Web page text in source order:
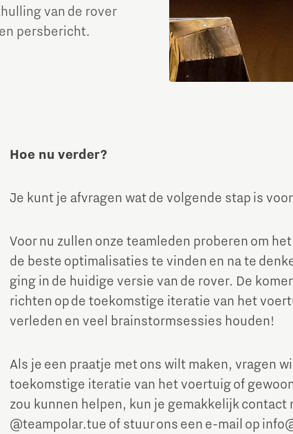
van de rover
persbericht.
Hoe nu verder?
Je kunt je afvragen wat de volgende stap is
Voor nu zullen onze teamleden proberen om
de beste optimalisaties te vinden en na te
ging in de huidige versie van de rover. De
richten op de toekomstige iteratie van het
verleden en veel brainstormsessies houden!
Als je een praatje met ons wilt maken, vragen
toekomstige iteratie van het voertuig of
zou kunnen helpen, kun je gemakkelijk contact
@teampolar.tue of stuur ons een e-mail op